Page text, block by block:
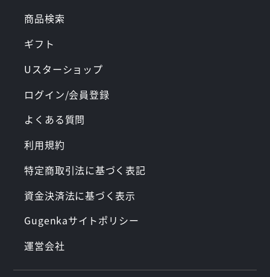
商品検索
ギフト
Uスターショップ
ログイン/会員登録
よくある質問
利用規約
特定商取引法に基づく表記
資金決済法に基づく表示
Gugenkaサイトポリシー
運営会社